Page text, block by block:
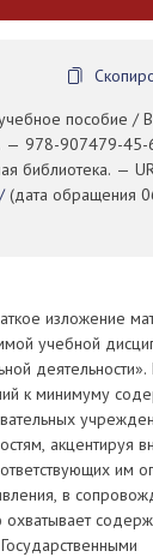
пособие /
978-907479-45-
библиотека. —
(дата обращения
изложение
учебной
деятельности».
к минимуму
акцентируя
им
в
охватывает